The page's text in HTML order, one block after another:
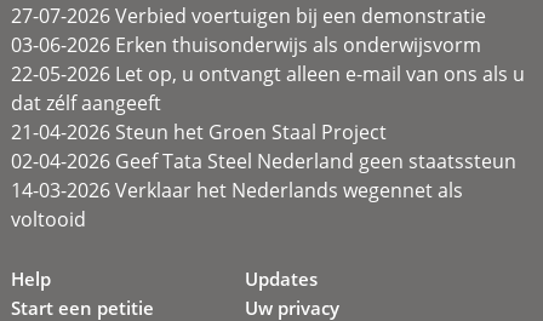
27-07-2026 Verbied voertuigen bij een demonstratie
03-06-2026 Erken thuisonderwijs als onderwijsvorm
22-05-2026 Let op, u ontvangt alleen e-mail van ons als u
dat zélf aangeeft
21-04-2026 Steun het Groen Staal Project
02-04-2026 Geef Tata Steel Nederland geen staatssteun
14-03-2026 Verklaar het Nederlands wegennet als
voltooid
Help
Start een petitie
Updates
Uw privacy